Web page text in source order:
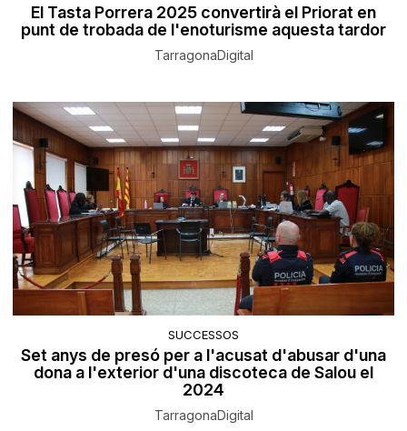
El Tasta Porrera 2025 convertirà el Priorat en
punt de trobada de l'enoturisme aquesta tardor
TarragonaDigital
SUCCESSOS
Set anys de presó per a l'acusat d'abusar d'una
dona a l'exterior d'una discoteca de Salou el
2024
TarragonaDigital